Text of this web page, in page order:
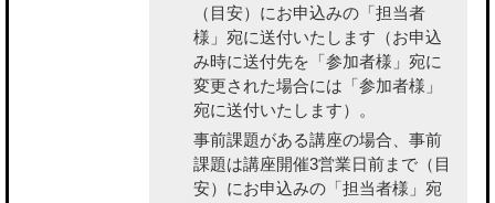
（目安）にお申込みの「担当者
様」宛に送付いたします（お申込
み時に送付先を「参加者様」宛に
変更された場合には「参加者様」
宛に送付いたします）。
事前課題がある講座の場合、事前
課題は講座開催3営業日前まで（目
安）にお申込みの「担当者様」宛